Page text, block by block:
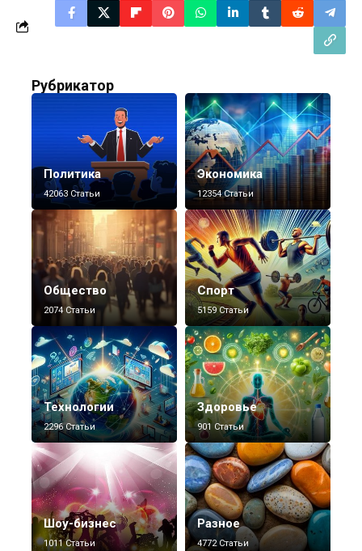
Рубрикатор
Политика
42063 Статьи
Экономика
12354 Статьи
Общество
2074 Статьи
Спорт
5159 Статьи
Технологии
2296 Статьи
Здоровье
901 Статьи
Шоу-бизнес
1011 Статьи
Разное
4772 Статьи